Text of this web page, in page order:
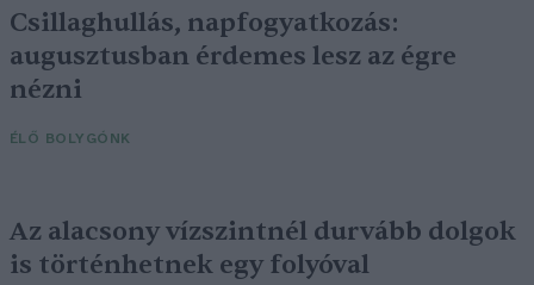
Csillaghullás, napfogyatkozás:
augusztusban érdemes lesz az égre
nézni
ÉLŐ BOLYGÓNK
Az alacsony vízszintnél durvább dolgok
is történhetnek egy folyóval